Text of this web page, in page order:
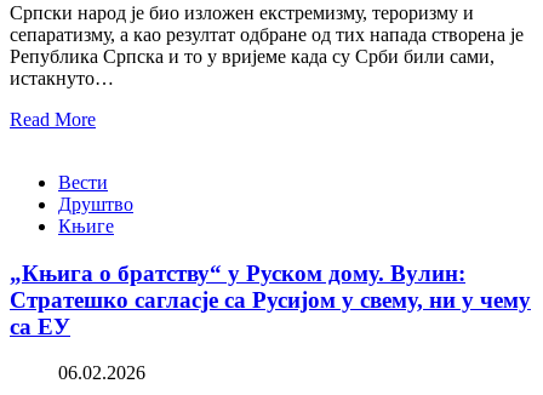
Српски народ је био изложен екстремизму, тероризму и
сепаратизму, а као резултат одбране од тих напада створена је
Република Српска и то у вријеме када су Срби били сами,
истакнуто…
Read More
Вести
Друштво
Књиге
„Књига о братству“ у Руском дому. Вулин:
Стратешко сагласје са Русијом у свему, ни у чему
са ЕУ
06.02.2026